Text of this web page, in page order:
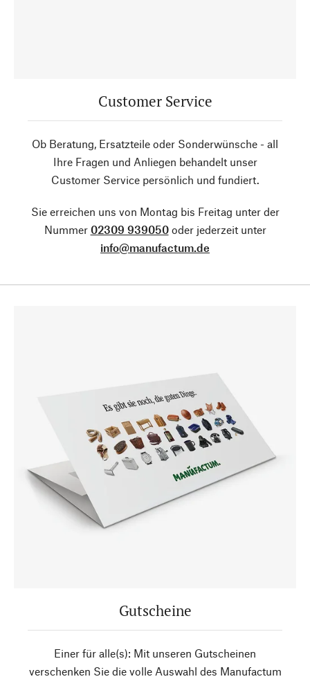
Customer Service
Ob Beratung, Ersatzteile oder Sonderwünsche - all
Ihre Fragen und Anliegen behandelt unser
Customer Service persönlich und fundiert.
Sie erreichen uns von Montag bis Freitag unter der
Nummer 02309 939050oder jederzeit unter
info@manufactum.de
Gutscheine
Einer für alle(s): Mit unseren Gutscheinen
verschenken Sie die volle Auswahl des Manufactum